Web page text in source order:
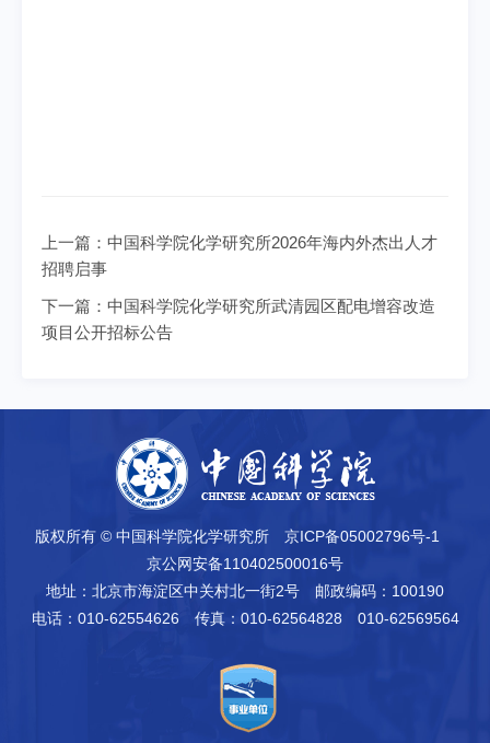
上一篇： 中国科学院化学研究所2026年海内外杰出人才
招聘启事
下一篇： 中国科学院化学研究所武清园区配电增容改造
项目公开招标公告
版权所有 © 中国科学院化学研究所
京ICP备05002796号-1
京公网安备110402500016号
地址：北京市海淀区中关村北一街2号
邮政编码：100190
电话：010-62554626
传真：010-62564828 010-62569564